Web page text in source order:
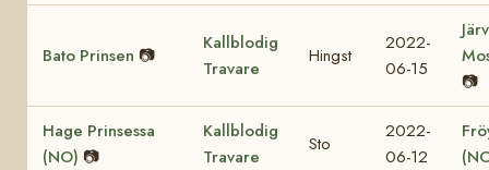
Bato Prinsen 📷
Kallblodig
Travare
Hingst
2022-
06-15
📷
Hage Prinsessa
(NO) 📷
Kallblodig
Travare
Sto
2022-
06-12